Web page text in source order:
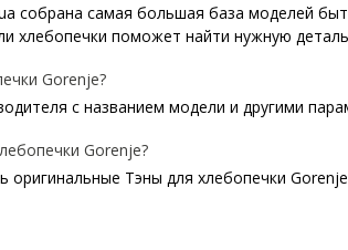
собрана самая большая база моделей
хлебопечки поможет найти нужную
Gorenje?
с названием модели и другими
Gorenje?
Тэны для хлебопечки